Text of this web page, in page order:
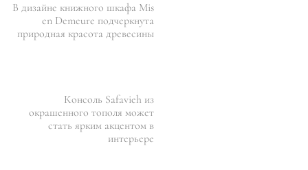
В дизайне книжного шкафа Mis
en Demeure подчеркнута
природная красота древесины
Консоль Safavieh из
окрашенного тополя может
стать ярким акцентом в
интерьере